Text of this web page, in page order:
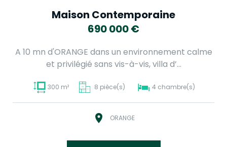
Maison Contemporaine
690 000€
A 10 mn d'ORANGE dans un environnement calme
et privilégié sans vis-à-vis, villa d’...
300 m² 8 pièce(s) 4 chambre(s)
ORANGE